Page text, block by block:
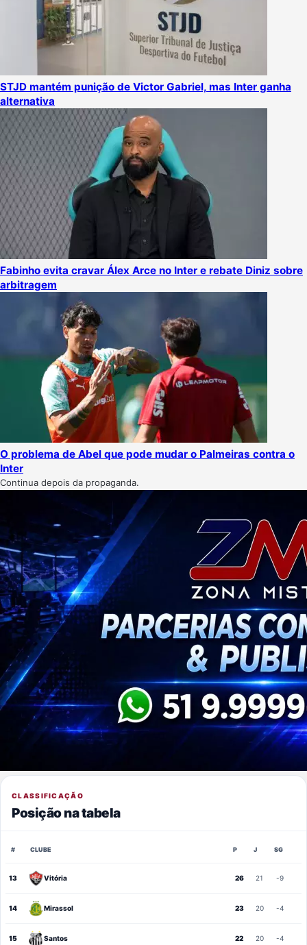
STJD mantém punição de Victor Gabriel, mas Inter ganha
alternativa
Fabinho evita cravar Álex Arce no Inter e rebate Diniz sobre
arbitragem
O problema de Abel que pode mudar o Palmeiras contra o
Inter
Continua depois da propaganda.
CLASSIFICAÇÃO
Posição na tabela
# CLUBE P J SG
13 Vitória 26 21 -9
14 Mirassol 23 20 -4
15 Santos 22 20 -4